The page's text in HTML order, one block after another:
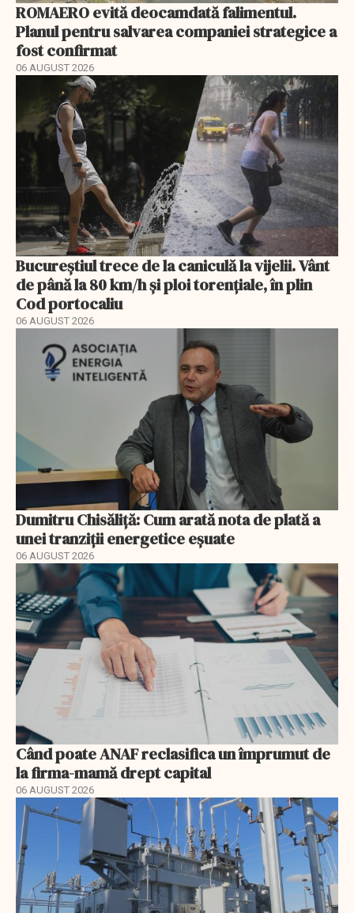
ROMAERO evită deocamdată falimentul.
Planul pentru salvarea companiei strategice a
fost confirmat
06 AUGUST 2026
Bucureștiul trece de la caniculă la vijelii. Vânt
de până la 80 km/h și ploi torențiale, în plin
Cod portocaliu
06 AUGUST 2026
Dumitru Chisăliță: Cum arată nota de plată a
unei tranziții energetice eșuate
06 AUGUST 2026
Când poate ANAF reclasifica un împrumut de
la firma-mamă drept capital
06 AUGUST 2026